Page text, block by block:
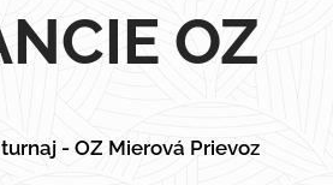
OZ
- OZ Mierová Prievoz